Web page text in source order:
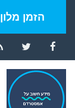
הזמן
Facebook
Twitter